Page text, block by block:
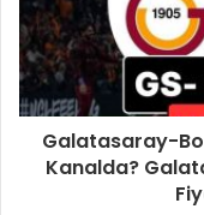
Galatasaray-
Kanalda?